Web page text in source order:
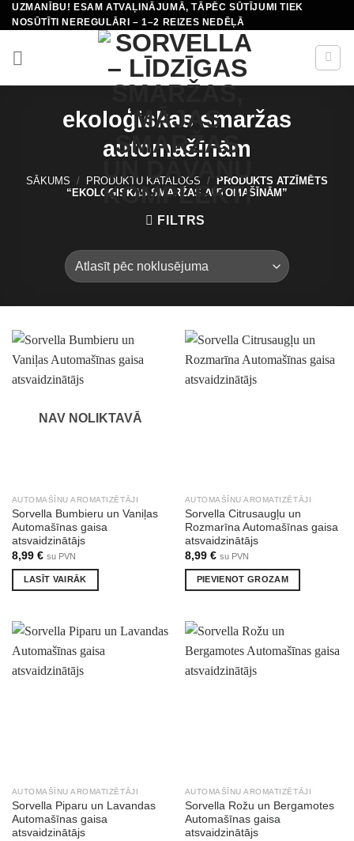
Skip
to
content
UZMANĪBU! ESAM ATVAĻINĀJUMĀ, TĀPĒC SŪTĪJUMI TIEK
NOSŪTĪTI NEREGULĀRI – 1–2 REIZES NEDĒĻĀ
ekoloģiskas smaržas
automašīnām
SĀKUMS / PRODUKTU KATALOGS /
PRODUKTS ATZĪMĒTS
“EKOLOĢISKAS SMARŽAS AUTOMAŠĪNĀM”
FILTRS
NAV NOLIKTAVĀ
AUTOMAŠĪNU AROMATIZĒTĀJI
Sorvella Bumbieru un Vaniļas
Automašīnas gaisa
atsvaidzinātājs
8,99 € su PVN
LASĪT VAIRĀK
AUTOMAŠĪNU AROMATIZĒTĀJI
Sorvella Citrusaugļu un
Rozmarīna Automašīnas gaisa
atsvaidzinātājs
8,99 € su PVN
PIEVIENOT GROZAM
AUTOMAŠĪNU AROMATIZĒTĀJI
Sorvella Piparu un Lavandas
Automašīnas gaisa
atsvaidzinātājs
AUTOMAŠĪNU AROMATIZĒTĀJI
Sorvella Rožu un Bergamotes
Automašīnas gaisa
atsvaidzinātājs